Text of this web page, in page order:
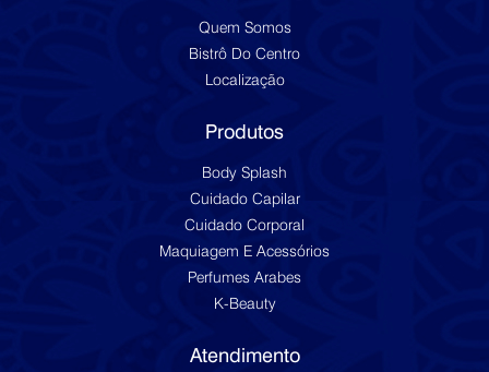
Quem Somos
Bistrô Do Centro
Localização
Produtos
Body Splash
Cuidado Capilar
Cuidado Corporal
Maquiagem E Acessórios
Perfumes Arabes
K-Beauty
Atendimento